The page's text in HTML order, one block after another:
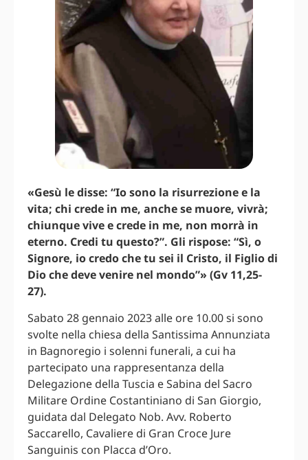
«Gesù le disse: “Io sono la risurrezione e la
vita; chi crede in me, anche se muore, vivrà;
chiunque vive e crede in me, non morrà in
eterno. Credi tu questo?”. Gli rispose: “Sì, o
Signore, io credo che tu sei il Cristo, il Figlio di
Dio che deve venire nel mondo”» (Gv 11,25-
27).
Sabato 28 gennaio 2023 alle ore 10.00 si sono
svolte nella chiesa della Santissima Annunziata
in Bagnoregio i solenni funerali, a cui ha
partecipato una rappresentanza della
Delegazione della Tuscia e Sabina del Sacro
Militare Ordine Costantiniano di San Giorgio,
guidata dal Delegato Nob. Avv. Roberto
Saccarello, Cavaliere di Gran Croce Jure
Sanguinis con Placca d’Oro.